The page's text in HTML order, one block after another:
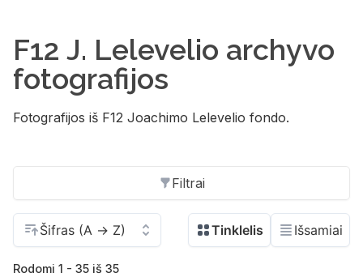
F12 J. Lelevelio archyvo
fotografijos
Fotografijos iš F12 Joachimo Lelevelio fondo.
Filtrai
Rodomi 1 - 35 iš 35